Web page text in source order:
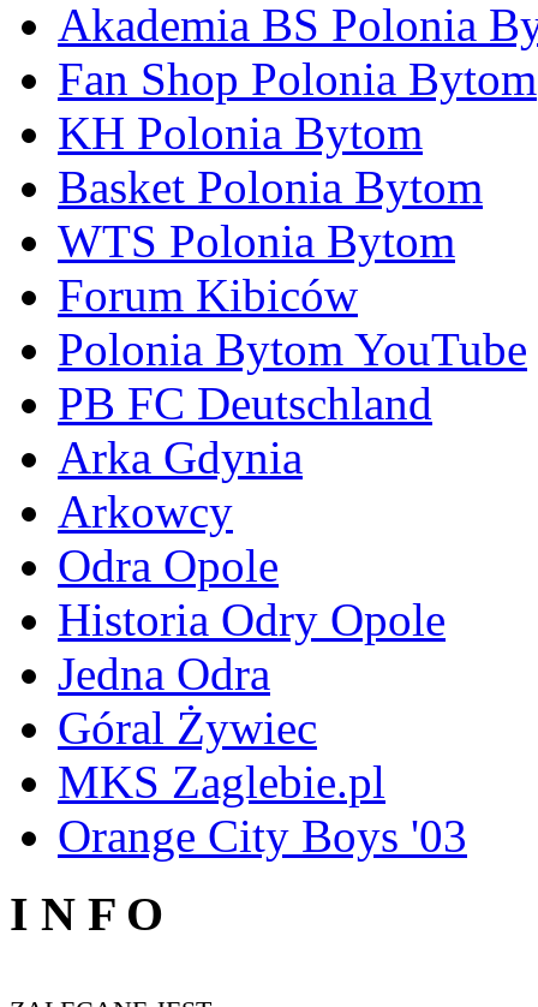
Akademia BS Polonia
Fan Shop Polonia Bytom
KH Polonia Bytom
Basket Polonia Bytom
WTS Polonia Bytom
Forum Kibiców
Polonia Bytom YouTube
PB FC Deutschland
Arka Gdynia
Arkowcy
Odra Opole
Historia Odry Opole
Jedna Odra
Góral Żywiec
MKS Zaglebie.pl
Orange City Boys '03
I N F O